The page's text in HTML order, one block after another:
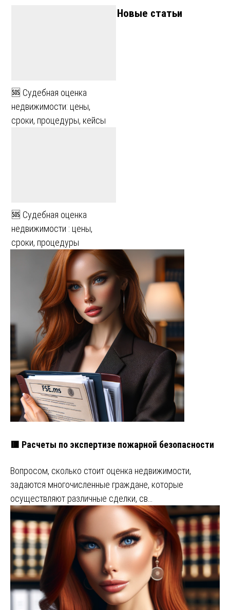
🆘 Судебная оценка
недвижимости: цены,
сроки, процедуры, кейсы
🆘 Судебная оценка
недвижимости : цены,
сроки, процедуры
Новые статьи
🟥 Расчеты по экспертизе пожарной безопасности
Вопросом, сколько стоит оценка недвижимости,
задаются многочисленные граждане, которые
осуществляют различные сделки, св…